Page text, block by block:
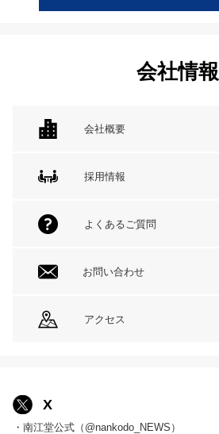
会社情報
会社概要
採用情報
よくあるご質問
お問い合わせ
アクセス
X
・南江堂公式（@nankodo_NEWS）